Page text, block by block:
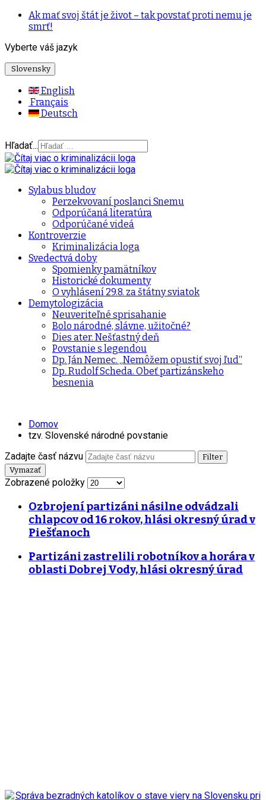
Ak mať svoj štát je život – tak povstať proti nemu je
smrť!
Vyberte váš jazyk
Slovensky
English
Français
Deutsch
Hľadať...
Sylabus bludov
Perzekvovaní poslanci Snemu
Odporúčaná literatúra
Odporúčané videá
Kontroverzie
Kriminalizácia loga
Svedectvá doby
Spomienky pamätníkov
Historické dokumenty
O vyhlásení 29.8. za štátny sviatok
Demytologizácia
Neuveriteľné sprisahanie
Bolo národné, slávne, užitočné?
Dies ater. Nešťastný deň
Povstanie s legendou
Dp. Ján Nemec. „Nemôžem opustiť svoj ľud“
Dp. Rudolf Scheda. Obeť partizánskeho
besnenia
Domov
tzv. Slovenské národné povstanie
Zadajte časť názvu
Filter
Vymazať
Zobrazené položky
Ozbrojení partizáni násilne odvádzali
chlapcov od 16 rokov, hlási okresný úrad v
Piešťanoch
Partizáni zastrelili robotníkov a horára v
oblasti Dobrej Vody, hlási okresný úrad